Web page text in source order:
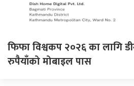
फिफा विश्वकप २०२६ का लागि
रुपैयाँको मोबाइल पास